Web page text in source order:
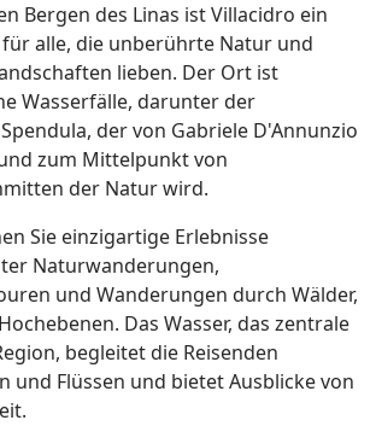
Bergen des Linas ist Villacidro ein
für alle, die unberührte Natur und
lieben. Der Ort ist
Wasserfälle, darunter der
der von Gabriele D'Annunzio
zum Mittelpunkt von
der Natur wird.
Sie einzigartige Erlebnisse
Naturwanderungen,
und Wanderungen durch Wälder,
Das Wasser, das zentrale
begleitet die Reisenden
und Flüssen und bietet Ausblicke von